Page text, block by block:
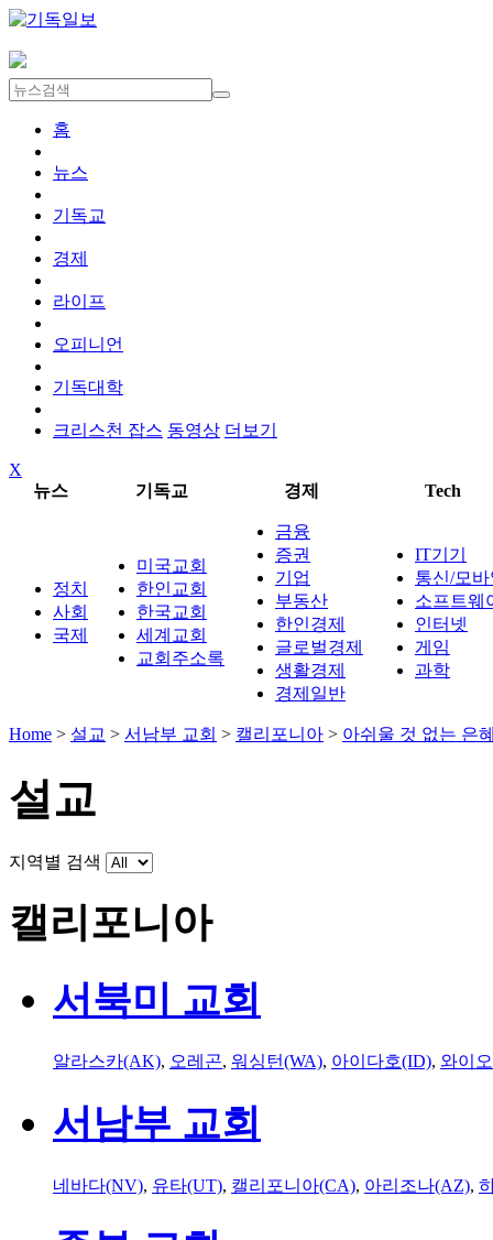
홈
뉴스
기독교
경제
라이프
오피니언
기독대학
크리스천 잡스 동영상 더보기
X
뉴스
기독교 경제 Tech
정치
사회
국제
미국교회
한인교회
한국교회
세계교회
교회주소록
금융
증권
기업
부동산
한인경제
글로벌경제
생활경제
경제일반
IT기기
통신/모
소프트웨
인터넷
게임
과학
Home > 설교 > 서남부 교회 > 캘리포니아 > 아쉬울 것 없는 은
설교
지역별 검색
캘리포니아
서북미 교회
알라스카(AK), 오레곤, 워싱턴(WA), 아이다호(ID), 와이
서남부 교회
네바다(NV), 유타(UT), 캘리포니아(CA), 아리조나(AZ),